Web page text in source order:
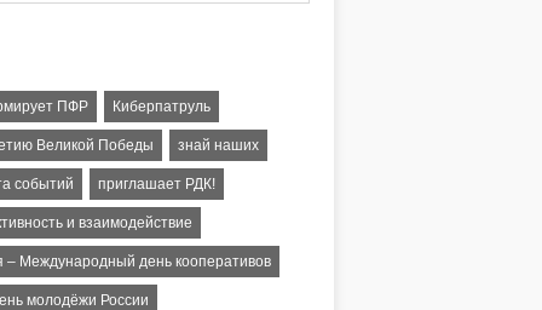
ПФР Киберпатруль
Великой Победы знай наших
событий приглашает РДК!
и взаимодействие
– Международный день кооперативов
молодёжи России